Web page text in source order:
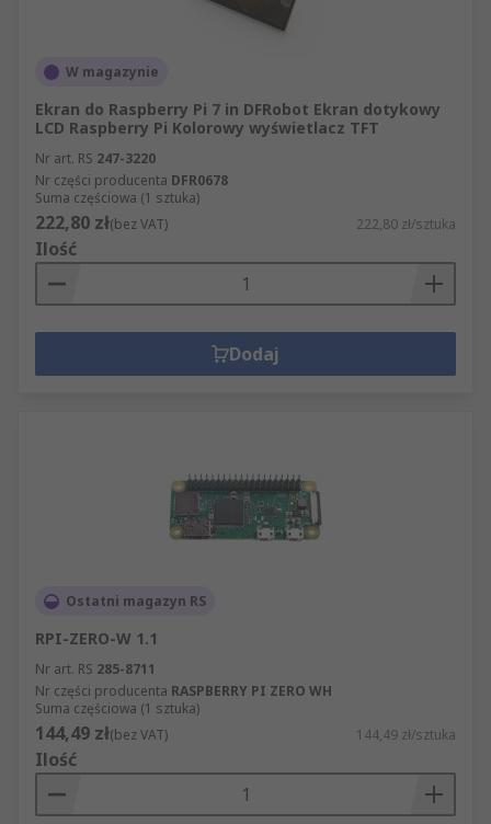
W magazynie
Ekran do Raspberry Pi 7 in DFRobot Ekran dotykowy
LCD Raspberry Pi Kolorowy wyświetlacz TFT
Nr art. RS 247-3220
Nr części producenta DFR0678
Suma częściowa (1 sztuka)
222,80 zł(bez VAT) 222,80 zł/sztuka
Ilość
Dodaj
Ostatni magazyn RS
RPI-ZERO-W 1.1
Nr art. RS 285-8711
Nr części producenta RASPBERRY PI ZERO WH
Suma częściowa (1 sztuka)
144,49 zł(bez VAT) 144,49 zł/sztuka
Ilość